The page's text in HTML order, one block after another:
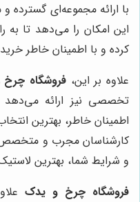
با ارائه مجموعه‌ای گسترده
این امکان را می‌دهد تا به
کرده و با اطمینان خاطر
علاوه بر این،فروشگاه
تخصصی نیز ارائه می‌دهد
اطمینان خاطر، بهترین
کارشناسان مجرب و متخصص
و شرایط شما، بهترین
فروشگاه چرخ و یدک